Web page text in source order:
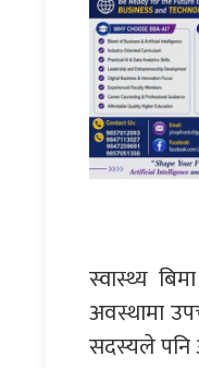
स्वास्थ्य
अवस्थामा
सदस्यले पनि